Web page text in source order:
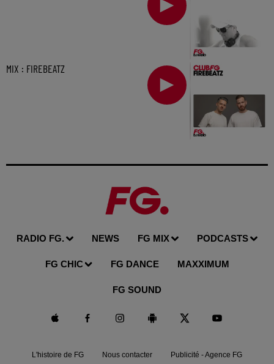
MIX : FIREBEATZ
RADIO FG. NEWS FG MIX PODCASTS
FG CHIC FG DANCE MAXXIMUM
FG SOUND
L'histoire de FG Nous contacter Publicité - Agence FG